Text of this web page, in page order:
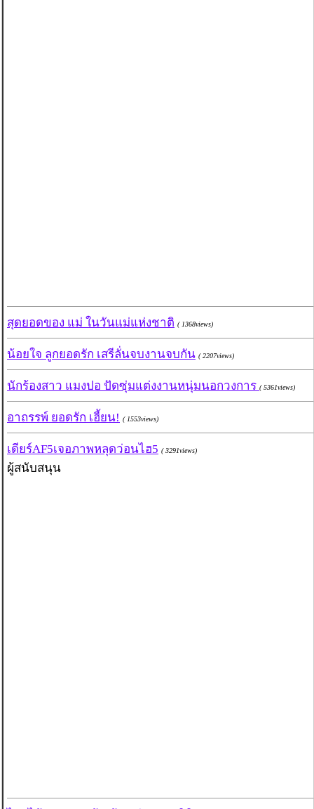
สุดยอดของ แม่ ในวันแม่แห่งชาติ ( 1368views)
น้อยใจ ลูกยอดรัก เสรีลั่นจบงานจบกัน ( 2207views)
นักร้องสาว แมงปอ ปัดซุ่มแต่งงานหนุ่มนอกวงการ ( 5361views)
อาถรรพ์ ยอดรัก เฮี้ยน! ( 1553views)
เดียร์AF5เจอภาพหลุดว่อนไฮ5 ( 3291views)
ผู้สนับสนุน